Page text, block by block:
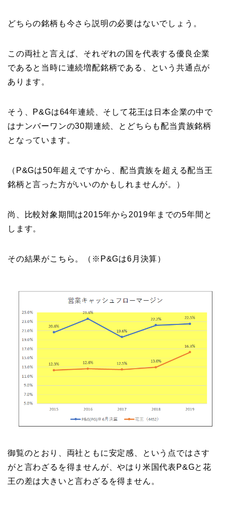
どちらの銘柄も今さら説明の必要はないでしょう。
この両社と言えば、それぞれの国を代表する優良企業
であると当時に連続増配銘柄である、という共通点が
あります。
そう、P&Gは64年連続、そして花王は日本企業の中で
はナンバーワンの30期連続、とどちらも配当貴族銘柄
となっています。
（P&Gは50年超えですから、配当貴族を超える配当王
銘柄と言った方がいいのかもしれませんが。）
尚、比較対象期間は2015年から2019年までの5年間と
します。
その結果がこちら。（※P&Gは6月決算）
御覧のとおり、両社ともに安定感、という点ではさす
がと言わざるを得ませんが、やはり米国代表P&Gと花
王の差は大きいと言わざるを得ません。